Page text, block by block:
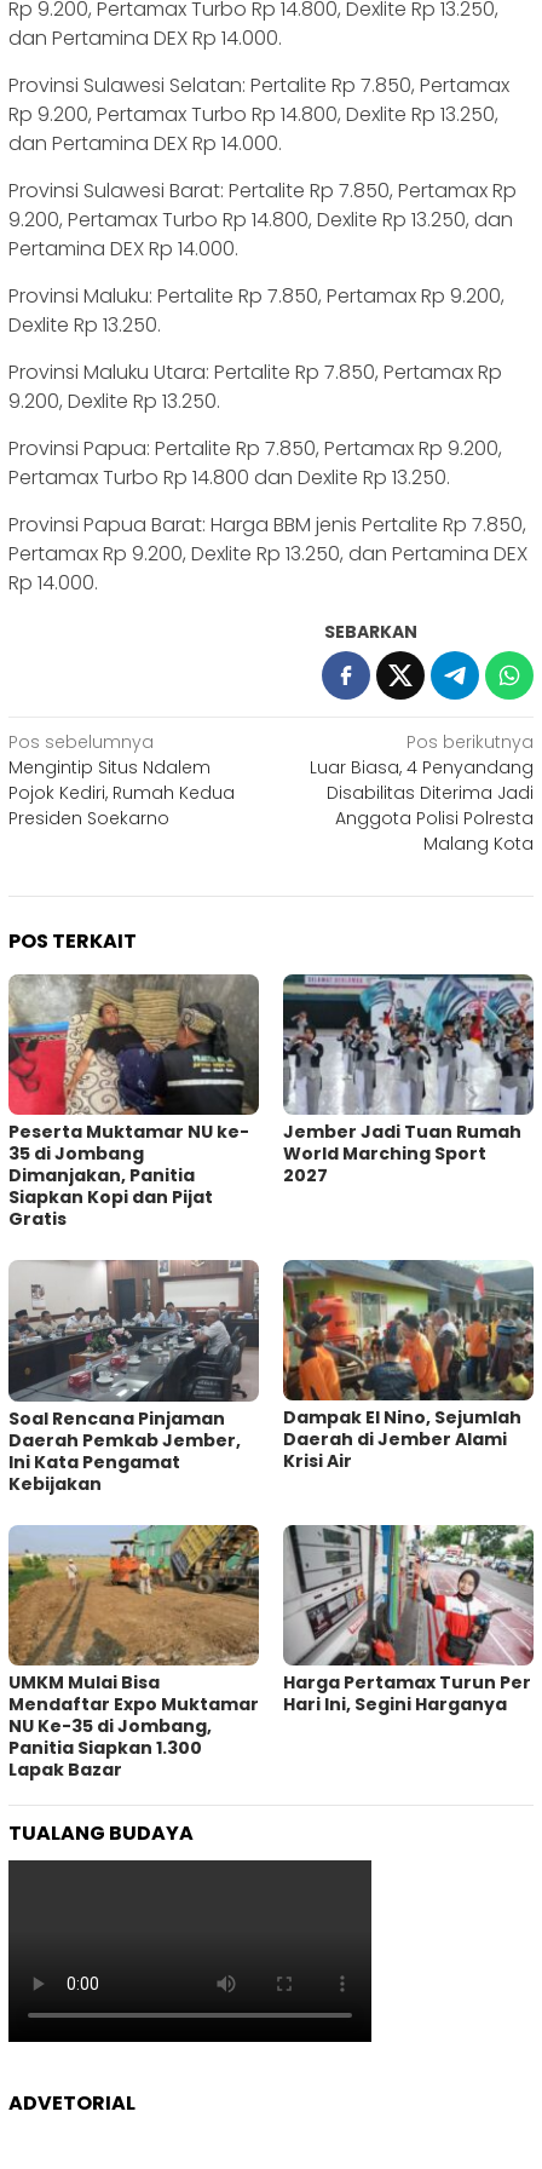
Rp 9.200, Pertamax Turbo Rp 14.800, Dexlite Rp 13.250,
dan Pertamina DEX Rp 14.000.
Provinsi Sulawesi Selatan: Pertalite Rp 7.850, Pertamax
Rp 9.200, Pertamax Turbo Rp 14.800, Dexlite Rp 13.250,
dan Pertamina DEX Rp 14.000.
Provinsi Sulawesi Barat: Pertalite Rp 7.850, Pertamax Rp
9.200, Pertamax Turbo Rp 14.800, Dexlite Rp 13.250, dan
Pertamina DEX Rp 14.000.
Provinsi Maluku: Pertalite Rp 7.850, Pertamax Rp 9.200,
Dexlite Rp 13.250.
Provinsi Maluku Utara: Pertalite Rp 7.850, Pertamax Rp
9.200, Dexlite Rp 13.250.
Provinsi Papua: Pertalite Rp 7.850, Pertamax Rp 9.200,
Pertamax Turbo Rp 14.800 dan Dexlite Rp 13.250.
Provinsi Papua Barat: Harga BBM jenis Pertalite Rp 7.850,
Pertamax Rp 9.200, Dexlite Rp 13.250, dan Pertamina DEX
Rp 14.000.
SEBARKAN
Navigasi
pos
Pos sebelumnya
Mengintip Situs Ndalem
Pojok Kediri, Rumah Kedua
Presiden Soekarno
Pos berikutnya
Luar Biasa, 4 Penyandang
Disabilitas Diterima Jadi
Anggota Polisi Polresta
Malang Kota
POS TERKAIT
Peserta Muktamar NU ke-
35 di Jombang
Dimanjakan, Panitia
Siapkan Kopi dan Pijat
Gratis
Jember Jadi Tuan Rumah
World Marching Sport
2027
‎Soal Rencana Pinjaman
Daerah Pemkab Jember,
Ini Kata Pengamat
Kebijakan ‎
Dampak El Nino, Sejumlah
Daerah di Jember Alami
Krisi Air
UMKM Mulai Bisa
Mendaftar Expo Muktamar
NU Ke-35 di Jombang,
Panitia Siapkan 1.300
Lapak Bazar
Harga Pertamax Turun Per
Hari Ini, Segini Harganya
TUALANG BUDAYA
ADVETORIAL